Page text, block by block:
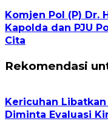
Komjen Pol (P) Dr.
Kapolda dan PJU
Cita
Rekomendasi
Kericuhan Libatkan
Diminta Evaluasi